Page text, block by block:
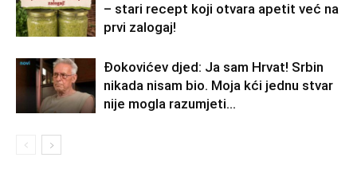
– stari recept koji otvara apetit već na
prvi zalogaj!
Đokovićev djed: Ja sam Hrvat! Srbin
nikada nisam bio. Moja kći jednu stvar
nije mogla razumjeti…